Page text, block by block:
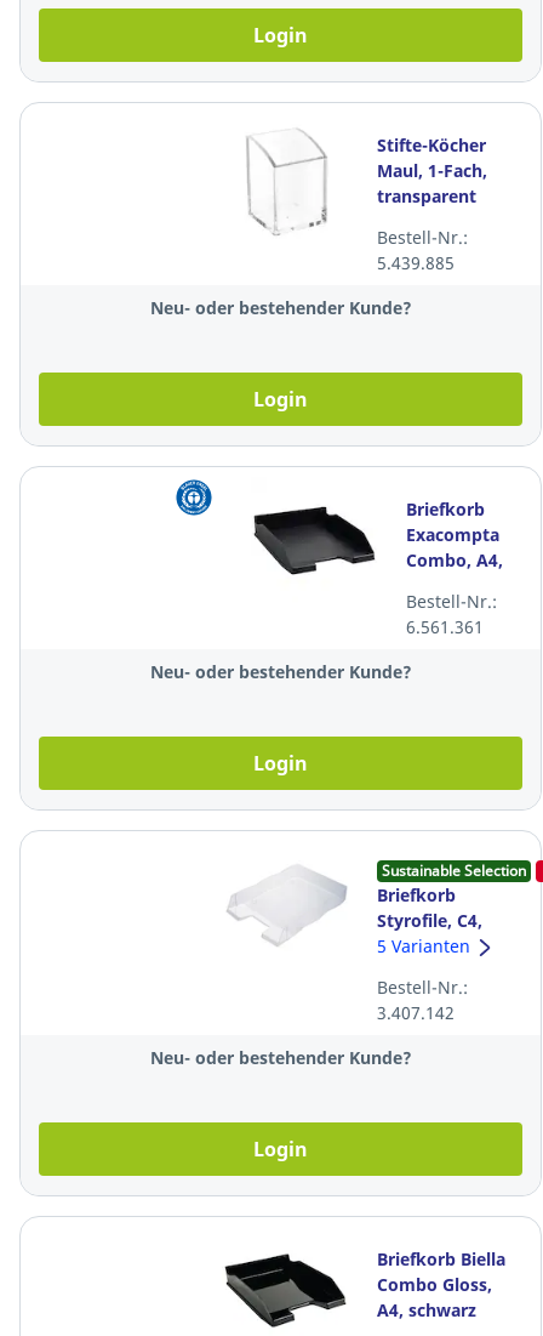
Login
Stifte-Köcher
Maul, 1-Fach,
transparent
Bestell-Nr.:
5.439.885
Neu- oder bestehender Kunde?
Login
Briefkorb
Exacompta
Combo, A4,
Bestell-Nr.:
6.561.361
Neu- oder bestehender Kunde?
Login
Sustainable Selection
Briefkorb
Styrofile, C4,
transparent
5 Varianten
Bestell-Nr.:
3.407.142
Neu- oder bestehender Kunde?
Login
Briefkorb Biella
Combo Gloss,
A4, schwarz